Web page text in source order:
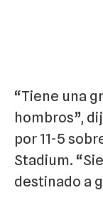
“Tiene una
hombros”,
por 11-5
Stadium.
destinado a